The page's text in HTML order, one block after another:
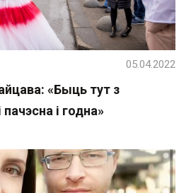
«Быць тут з
і годна»
05.04.2022